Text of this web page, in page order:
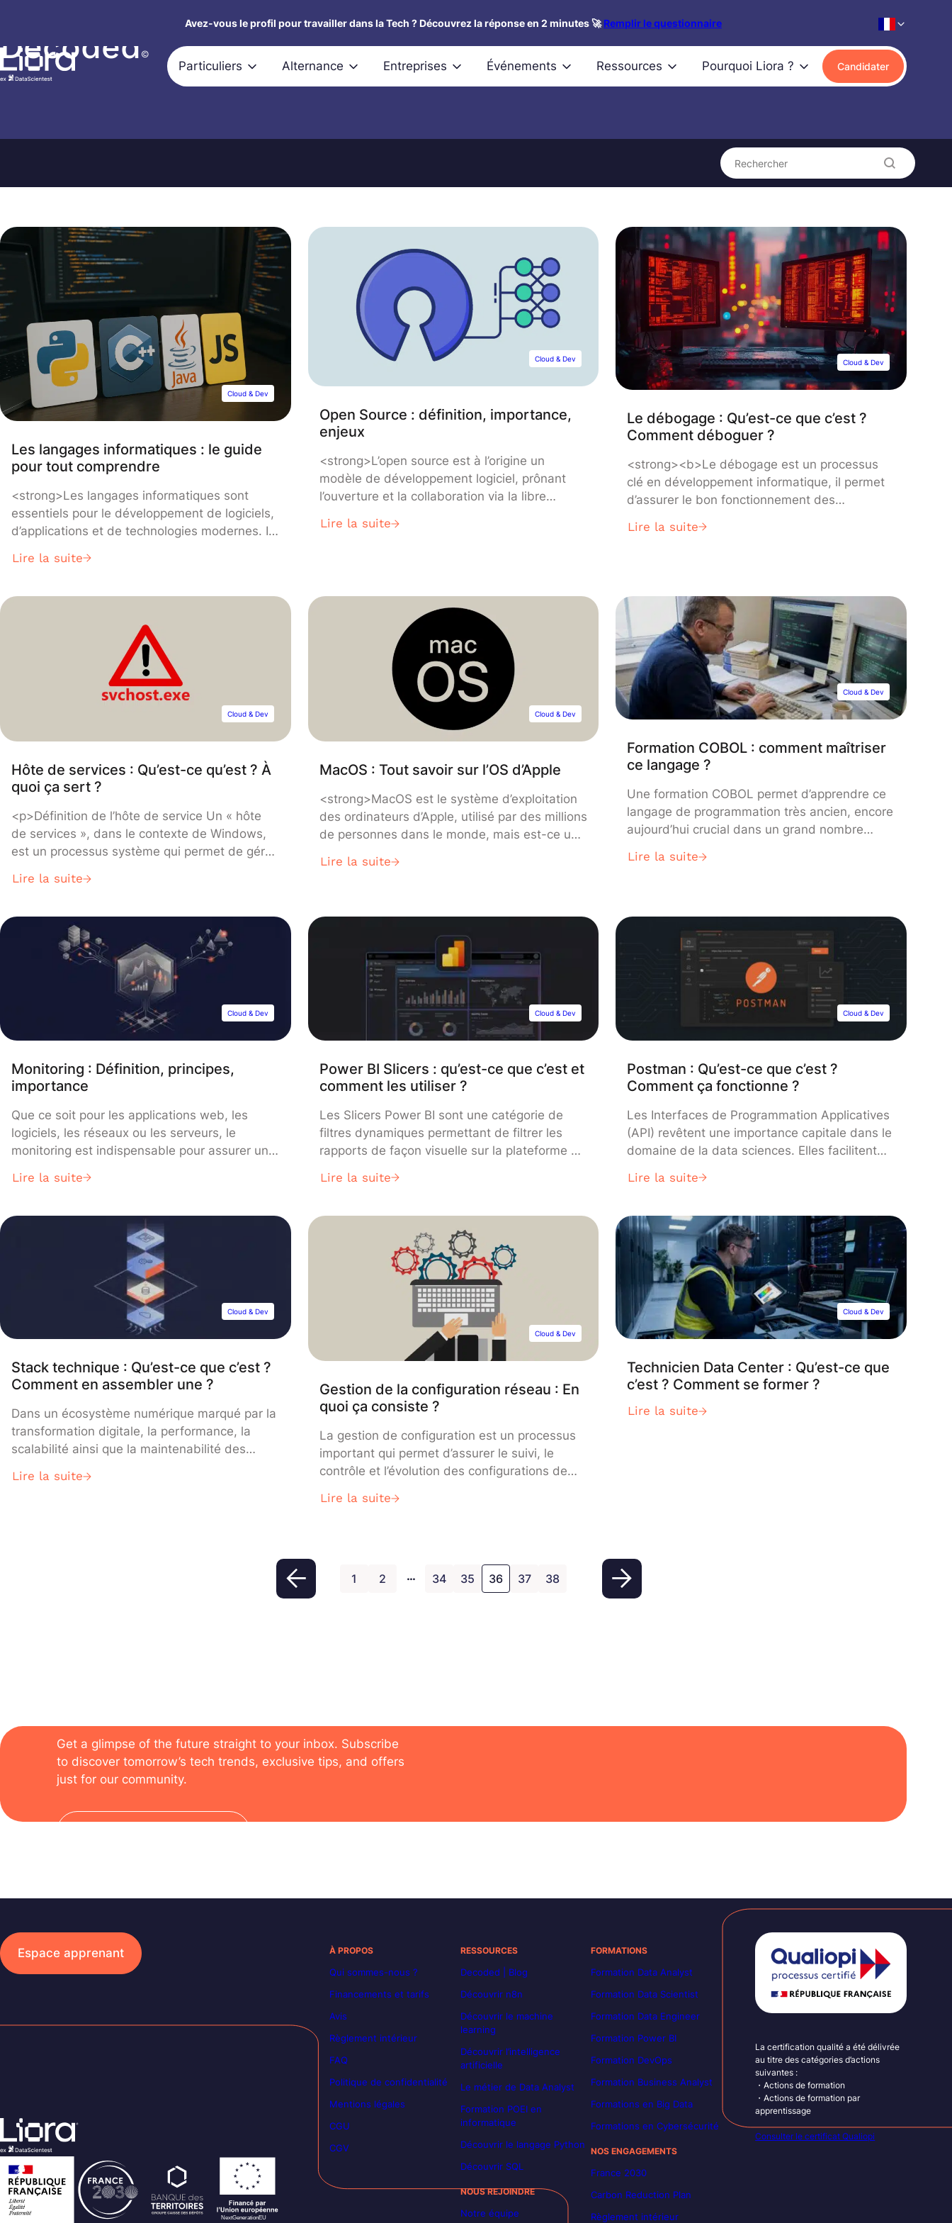
au
contenu
Avez-vous le profil pour travailler dans la Tech ? Découvrez la réponse en 2 minutes 🚀Remplir le questionnaire
Particuliers Alternance Entreprises Événements Ressources Pourquoi Liora ? Candidater
Decoded ©
Rechercher
Cloud & Dev
Les langages informatiques : le guide
pour tout comprendre
<strong>Les langages informatiques sont
essentiels pour le développement de logiciels,
d’applications et de technologies modernes. Ils
machine, permettant de communiquer avec
Dans cet article, nous allons plonger en
de leur définition à leur évolution, en passant
par les types de langages, les paradigmes de
programmation, et des aspects techniques
comme les compilateurs et interprètes. Que
vous soyez débutant ou que vous souhaitiez
approfondir vos connaissances, cette
exploration vous fournira une compréhension
complète du sujet.</strong>
Lire la suite
Cloud & Dev
Open Source : définition, importance,
enjeux
<strong>L’open source est à l’origine un
modèle de développement logiciel, prônant
l’ouverture et la collaboration via la libre
concept s’est étendu à tous les domaines et
Lire la suite
Cloud & Dev
Le débogage : Qu’est-ce que c’est ?
Comment déboguer ?
<strong><b>Le débogage est un processus
clé en développement informatique, il permet
d’assurer le bon fonctionnement des
responsables de plantages, erreurs ou
Lire la suite
Cloud & Dev
Hôte de services : Qu’est-ce qu’est ? À
quoi ça sert ?
<p>Définition de l’hôte de service Un « hôte
de services », dans le contexte de Windows,
est un processus système qui permet de gérer
services Windows sont des applications qui
directe avec l’utilisateur, et qui sont
essentielles au bon fonctionnement du
système d’exploitation et des applications […]
Lire la suite
Cloud & Dev
MacOS : Tout savoir sur l’OS d’Apple
<strong>MacOS est le système d’exploitation
des ordinateurs d’Apple, utilisé par des millions
de personnes dans le monde, mais est-ce un
développement de logiciels ? Découvrez tout
Lire la suite
Cloud & Dev
Formation COBOL : comment maîtriser
ce langage ?
Une formation COBOL permet d’apprendre ce
langage de programmation très ancien, encore
aujourd’hui crucial dans un grand nombre
notamment pour la Data Science. Découvrez
Lire la suite
Cloud & Dev
Monitoring : Définition, principes,
importance
Que ce soit pour les applications web, les
logiciels, les réseaux ou les serveurs, le
monitoring est indispensable pour assurer un
optimal. Découvrez le monitoring et son intérêt
Lire la suite
Cloud & Dev
Power BI Slicers : qu’est-ce que c’est et
comment les utiliser ?
Les Slicers Power BI sont une catégorie de
filtres dynamiques permettant de filtrer les
rapports de façon visuelle sur la plateforme de
tout ce que vous devez savoir : présentation,
Lire la suite
Cloud & Dev
Postman : Qu’est-ce que c’est ?
Comment ça fonctionne ?
Les Interfaces de Programmation Applicatives
(API) revêtent une importance capitale dans le
domaine de la data sciences. Elles facilitent
provenant de diverses sources telles que les
les bases de données.
Lire la suite
Cloud & Dev
Stack technique : Qu’est-ce que c’est ?
Comment en assembler une ?
Dans un écosystème numérique marqué par la
transformation digitale, la performance, la
scalabilité ainsi que la maintenabilité des
sur une architecture technologique mûrement
Lire la suite
Cloud & Dev
Gestion de la configuration réseau : En
quoi ça consiste ?
La gestion de configuration est un processus
important qui permet d’assurer le suivi, le
contrôle et l’évolution des configurations de
modification, qu’il s’agisse d’une mise à jour
instabilité.
Lire la suite
Cloud & Dev
Technicien Data Center : Qu’est-ce que
c’est ? Comment se former ?
Lire la suite
1 2 … 34 35 36 37 38
Get a glimpse of the future straight to your inbox. Subscribe
to discover tomorrow’s tech trends, exclusive tips, and offers
just for our community.
Espace apprenant À PROPOS
Qui sommes-nous ?
Financements et tarifs
Avis
Règlement intérieur
FAQ
Politique de confidentialité
Mentions légales
CGU
CGV
RESSOURCES
Decoded | Blog
Découvrir n8n
Découvrir le machine
learning
Découvrir l’intelligence
artificielle
Le métier de Data Analyst
Formation POEI en
informatique
Découvrir le langage Python
Découvrir SQL
NOUS REJOINDRE
Notre équipe
FORMATIONS
Formation Data Analyst
Formation Data Scientist
Formation Data Engineer
Formation Power BI
Formation DevOps
Formation Business Analyst
Formations en Big Data
Formations en Cybersécurité
NOS ENGAGEMENTS
France 2030
Carbon Reduction Plan
Règlement intérieur
La certification qualité a été délivrée
au titre des catégories d’actions
suivantes :
・Actions de formation
・Actions de formation par
apprentissage
Consulter le certificat Qualiopi